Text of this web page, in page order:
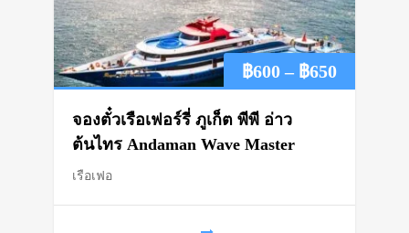
฿600 – ฿650Price
จองตั๋วเรือเฟอร์รี่ ภูเก็ต พีพี อ่าว
ต้นไทร Andaman Wave Master
เรือเฟอ